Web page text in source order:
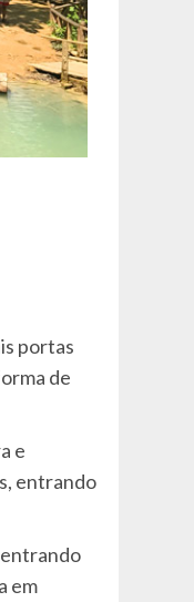
portas
de
e
entrando
entrando
em